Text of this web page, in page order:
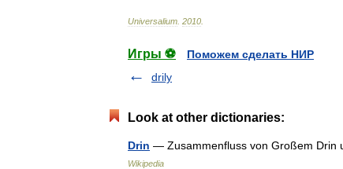
Universalium 2010
Игры ⚽
Поможем сделать НИР
drily
Look at other dictionaries:
Drin — Zusammenfluss von Großem Drin
Wikipedia